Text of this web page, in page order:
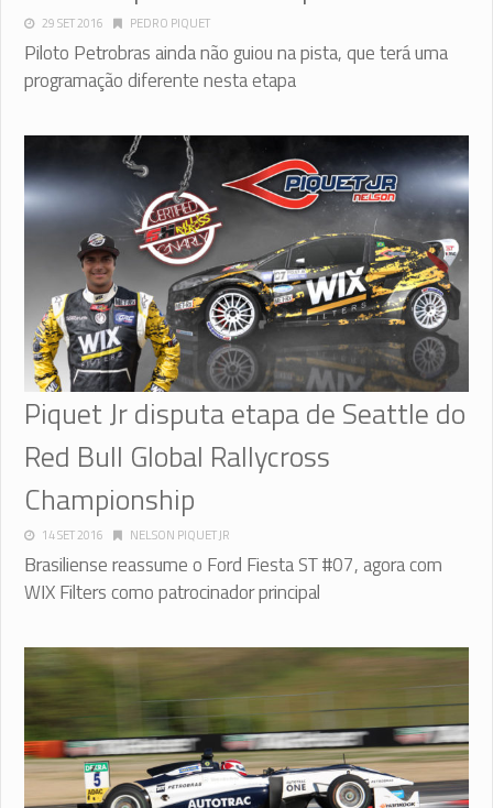
29 SET 2016 PEDRO PIQUET
Piloto Petrobras ainda não guiou na pista, que terá uma
programação diferente nesta etapa
Piquet Jr disputa etapa de Seattle do
Red Bull Global Rallycross
Championship
14 SET 2016 NELSON PIQUET JR
Brasiliense reassume o Ford Fiesta ST #07, agora com
WIX Filters como patrocinador principal